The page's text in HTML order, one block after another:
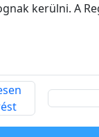
kerülni. A